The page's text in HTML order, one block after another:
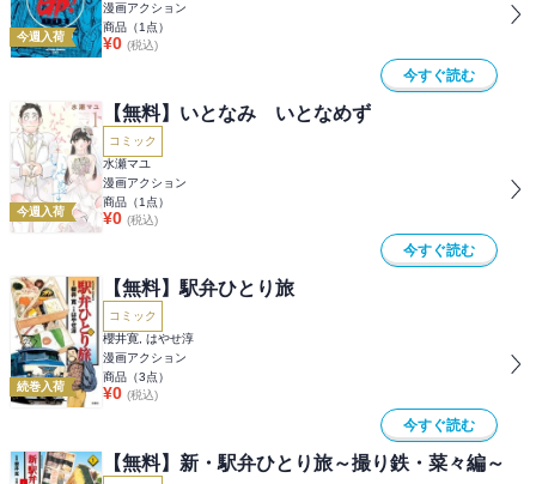
今週入荷
漫画アクション
商品（1 点）
¥0 (税込)
今すぐ読む
今週入荷
【無料】いとなみ いとなめず
コミック
水瀬マユ
漫画アクション
商品（1 点）
¥0 (税込)
今すぐ読む
続巻入荷
【無料】駅弁ひとり旅
コミック
櫻井寛, はやせ淳
漫画アクション
商品（3点）
¥0 (税込)
今すぐ読む
【無料】新・駅弁ひとり旅～撮り鉄・菜々編～